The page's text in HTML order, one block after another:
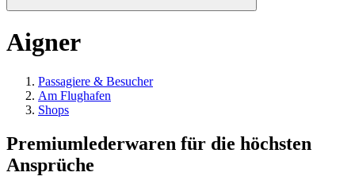
Aigner
Passagiere & Besucher
Am Flughafen
Shops
Premiumlederwaren für die höchsten
Ansprüche